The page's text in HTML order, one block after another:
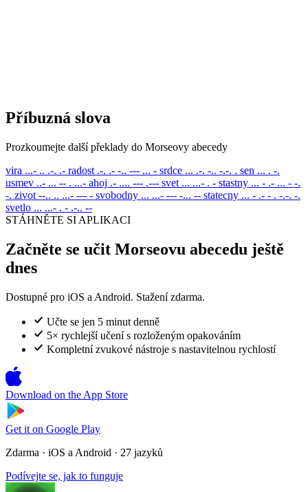
Příbuzná slova
Prozkoumejte další překlady do Morseovy abecedy
vira ...- .. .-. .- radost .-. .- -.. --- ... - srdce ... .-. -.. -.-. . sen ... . -.
usmev ..- ... -- . ...- ahoj .- .... --- .--- svet ... ...- . - stastny ... - .- ... - -.
-. zivot --.. .. ...- --- - svobodny ... ...- --- -... -- statecny ... - .- - . -.-. -.
svetlo ... ...- . - .-.. --
STÁHNĚTE SI APLIKACI
Začněte se učit Morseovu abecedu ještě
dnes
Dostupné pro iOS a Android. Stažení zdarma.
Učte se jen 5 minut denně
5× rychlejší učení s rozloženým opakováním
Kompletní zvukové nástroje s nastavitelnou rychlostí
Download on the App Store
Get it on Google Play
Zdarma · iOS a Android · 27 jazyků
Podívejte se, jak to funguje